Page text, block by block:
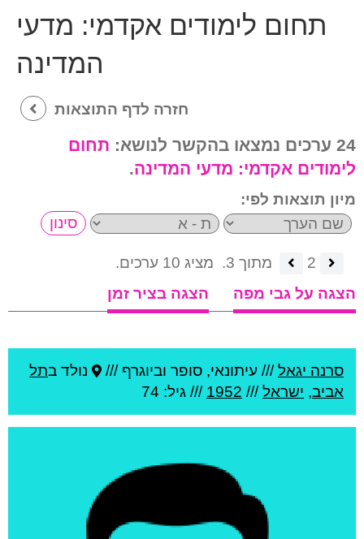
תחום לימודים אקדמי: מדעי
המדינה
חזרה לדף התוצאות
24 ערכים נמצאו בהקשר לנושא:
תחום
לימודים אקדמי: מדעי המדינה.
מיון תוצאות לפי:
2 מתוך 3.
מציג 10 ערכים.
הצגה על גבי מפה
הצגה בציר זמן
סרנה יגאל/// עיתונאי, סופר וביוגרף /// נולד בתל
אביב, ישראל///
1952 /// גיל: 74